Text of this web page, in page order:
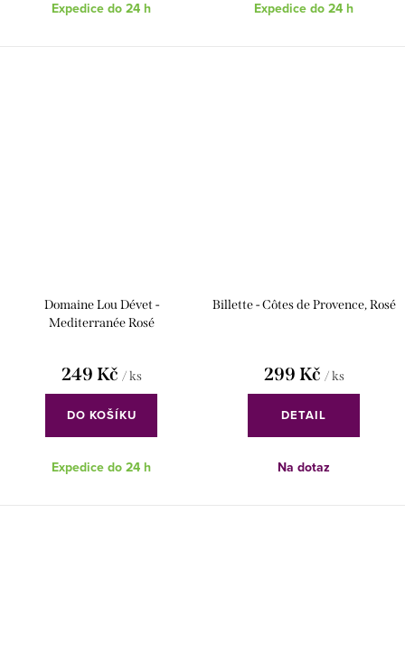
Expedice do 24 h Expedice do 24 h
Domaine Lou Dévet -
Mediterranée Rosé
249 Kč / ks
DO KOŠÍKU
Expedice do 24 h
Billette - Côtes de Provence, Rosé
299 Kč / ks
DETAIL
Na dotaz